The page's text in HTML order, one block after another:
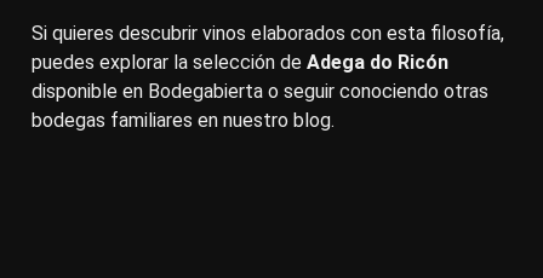
Si quieres descubrir vinos elaborados con esta filosofía,
puedes explorar la selección de Adega do Ricón
disponible en Bodegabierta o seguir conociendo otras
bodegas familiares en nuestro blog.